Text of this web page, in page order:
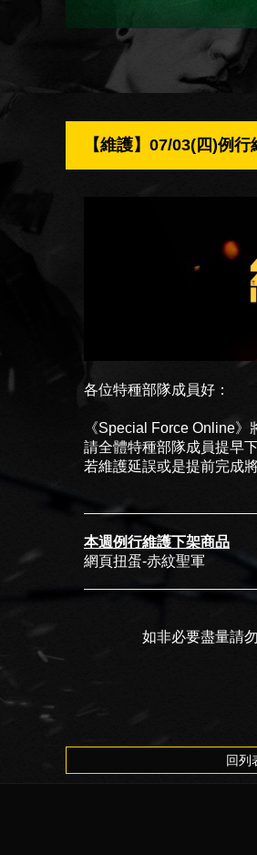
【維護】07/03(四)例
各位特種部隊成員好：
《Special Force Online》
請全體特種部隊成員提早
若維護延誤或是提前完成
本週例行維護下架商品
網頁扭蛋-赤紋聖軍
如非必要盡量請
回列